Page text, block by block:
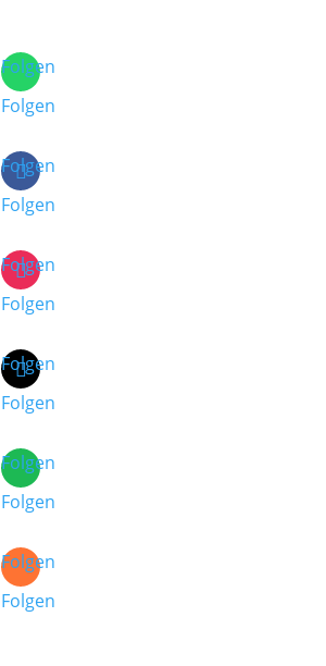
Folgen
Folgen
Folgen
Folgen
Folgen
Folgen
Folgen
Folgen
Folgen
Folgen
Folgen
Folgen